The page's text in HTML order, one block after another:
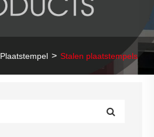
Plaatstempel Stalen plaatstempels